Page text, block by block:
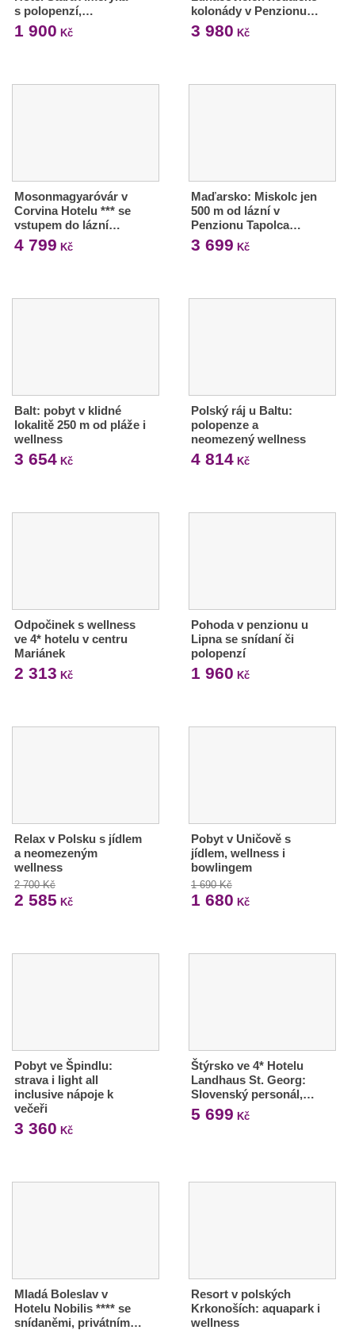
s polopenzí,…
1 900 Kč
kolonády v Penzionu…
3 980 Kč
Mosonmagyaróvár v
Corvina Hotelu *** se
vstupem do lázní…
4 799 Kč
Maďarsko: Miskolc jen
500 m od lázní v
Penzionu Tapolca…
3 699 Kč
Balt: pobyt v klidné
lokalitě 250 m od pláže i
wellness
3 654 Kč
Polský ráj u Baltu:
polopenze a
neomezený wellness
4 814Kč
Odpočinek s wellness
ve 4* hotelu v centru
Mariánek
2 313 Kč
Pohoda v penzionu u
Lipna se snídaní či
polopenzí
1 960 Kč
Relax v Polsku s jídlem
a neomezeným
wellness
2 700 Kč
2 585 Kč
Pobyt v Uničově s
jídlem, wellness i
bowlingem
1 690 Kč
1 680 Kč
Pobyt ve Špindlu:
strava i light all
inclusive nápoje k
večeři
3 360 Kč
Štýrsko ve 4* Hotelu
Landhaus St. Georg:
Slovenský personál,…
5 699 Kč
Mladá Boleslav v
Hotelu Nobilis **** se
snídaněmi, privátním…
Resort v polských
Krkonoších: aquapark i
wellness